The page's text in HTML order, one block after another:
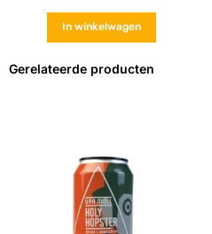
In winkelwagen
Gerelateerde producten